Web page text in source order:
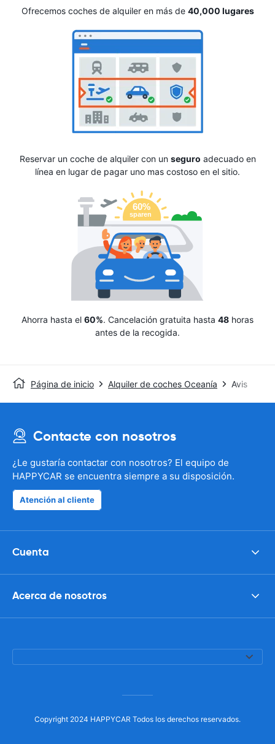
Ofrecemos coches de alquiler en más de 40,000 lugares
Reservar un coche de alquiler con un seguro adecuado en
línea en lugar de pagar uno mas costoso en el sitio.
Ahorra hasta el 60%. Cancelación gratuita hasta 48 horas
antes de la recogida.
Página de inicio Alquiler de coches Oceanía Avis
Contacte con nosotros
¿Le gustaría contactar con nosotros? El equipo de
HAPPYCAR se encuentra siempre a su disposición.
Atención al cliente
Cuenta
Acerca de nosotros
Copyright 2024 HAPPYCAR Todos los derechos reservados.